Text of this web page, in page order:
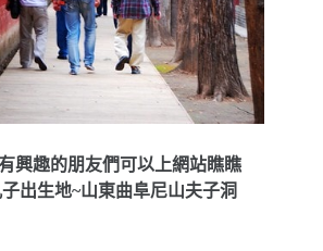
興趣的朋友們可以上網站瞧瞧